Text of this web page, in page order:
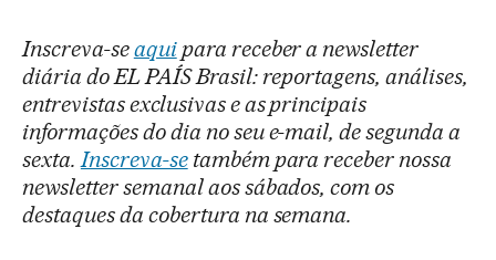
Inscreva-seaquipara receber a newsletter
diária do EL PAÍS Brasil: reportagens, análises,
entrevistas exclusivas e as principais
informações do dia no seu e-mail, de segunda a
sexta.Inscreva-setambém para receber nossa
newsletter semanal aos sábados, com os
destaques da cobertura na semana.